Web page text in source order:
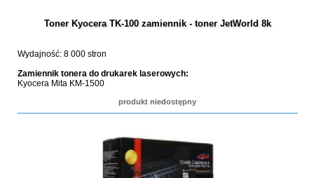
Toner Kyocera TK-100 zamiennik - toner JetWorld 8k
Wydajność: 8 000 stron
Zamiennik tonera do drukarek laserowych:
Kyocera Mita KM-1500
produkt niedostępny